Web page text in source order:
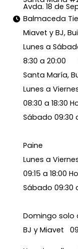
Avda. 18 de
Balmaceda
Miavet y BJ,
Lunes a
8:30 a 20:00
Santa María,
Lunes a
08:30 a 18:30
Sábado 09:30
Paine
Lunes a
09:15 a 18:00
Sábado 09:30
Domingo solo
BJ y Miavet